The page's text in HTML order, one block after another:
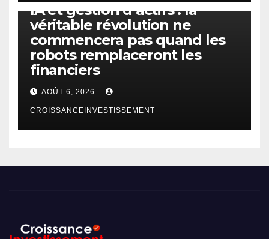
IA et gestion d’actifs : la
véritable révolution ne
commencera pas quand les
robots remplaceront les
financiers
AOÛT 6, 2026
CROISSANCEINVESTISSEMENT